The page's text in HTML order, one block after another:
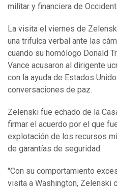
militar y financiera de
La visita el viernes de
una trifulca verbal ante las
cuando su homólogo Donald
Vance acusaron al dirigente
con la ayuda de Estados
conversaciones de paz.
Zelenski fue echado de la
firmar el acuerdo por el que
explotación de los recursos
de garantías de seguridad.
"Con su comportamiento
visita a Washington, Zelenski